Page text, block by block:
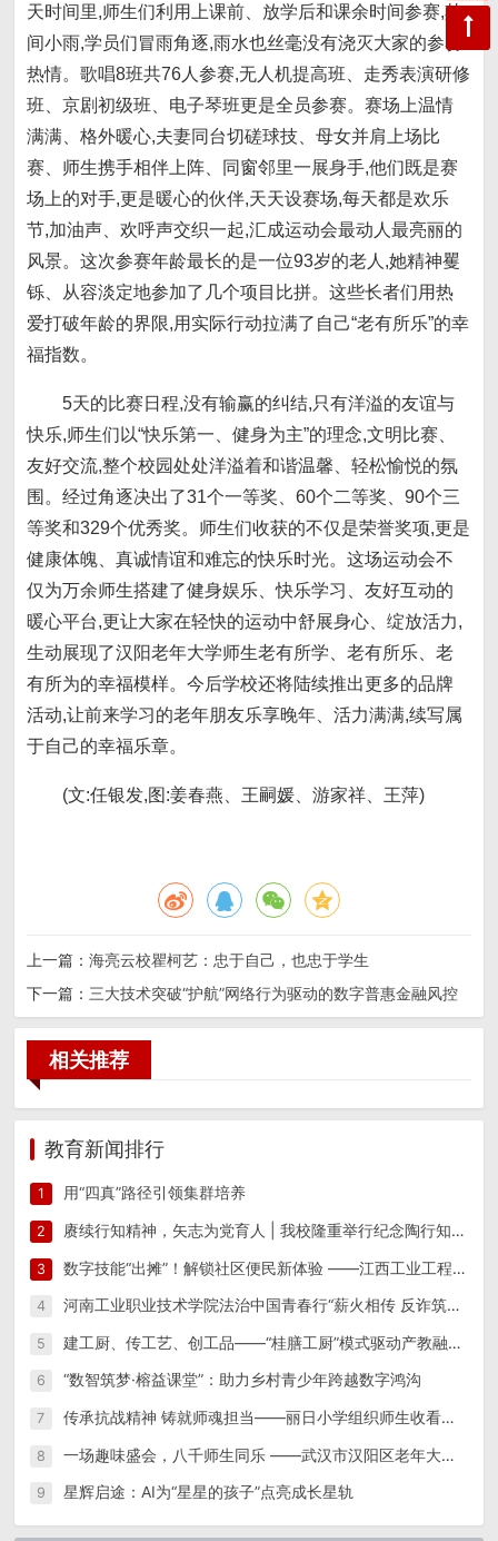
天时间里,师生们利用上课前、放学后和课余时间参赛,其
间小雨,学员们冒雨角逐,雨水也丝毫没有浇灭大家的参赛
热情。歌唱8班共76人参赛,无人机提高班、走秀表演研修
班、京剧初级班、电子琴班更是全员参赛。赛场上温情
满满、格外暖心,夫妻同台切磋球技、母女并肩上场比
赛、师生携手相伴上阵、同窗邻里一展身手,他们既是赛
场上的对手,更是暖心的伙伴,天天设赛场,每天都是欢乐
节,加油声、欢呼声交织一起,汇成运动会最动人最亮丽的
风景。这次参赛年龄最长的是一位93岁的老人,她精神矍
铄、从容淡定地参加了几个项目比拼。这些长者们用热
爱打破年龄的界限,用实际行动拉满了自己“老有所乐”的幸
福指数。
5天的比赛日程,没有输赢的纠结,只有洋溢的友谊与
快乐,师生们以“快乐第一、健身为主”的理念,文明比赛、
友好交流,整个校园处处洋溢着和谐温馨、轻松愉悦的氛
围。经过角逐决出了31个一等奖、60个二等奖、90个三
等奖和329个优秀奖。师生们收获的不仅是荣誉奖项,更是
健康体魄、真诚情谊和难忘的快乐时光。这场运动会不
仅为万余师生搭建了健身娱乐、快乐学习、友好互动的
暖心平台,更让大家在轻快的运动中舒展身心、绽放活力,
生动展现了汉阳老年大学师生老有所学、老有所乐、老
有所为的幸福模样。今后学校还将陆续推出更多的品牌
活动,让前来学习的老年朋友乐享晚年、活力满满,续写属
于自己的幸福乐章。
(文:任银发,图:姜春燕、王嗣媛、游家祥、王萍)
上一篇：海亮云校瞿柯艺：忠于自己，也忠于学生
下一篇： 三大技术突破“护航”网络行为驱动的数字普惠金融风控
相关推荐
教育新闻排行
1 用“四真”路径引领集群培养
2 赓续行知精神，矢志为党育人 | 我校隆重举行纪念陶行知先生逝世八十周年活动
3 数字技能“出摊”！解锁社区便民新体验 ——江西工业工程职业技术学院信息工程学院“星火筑梦”实践团 一站式便民志愿服务
4 河南工业职业技术学院法治中国青春行“薪火相传 反诈筑防”实践团开展反诈宣传教育系列活动
5 建工厨、传工艺、创工品——“桂膳工厨”模式驱动产教融合创新实践
6 “数智筑梦·榕益课堂”：助力乡村青少年跨越数字鸿沟
7 传承抗战精神 铸就师魂担当——丽日小学组织师生收看纪念中国人民抗日战争暨世界反法西斯战争胜利80周年阅兵仪式
8 一场趣味盛会，八千师生同乐 ——武汉市汉阳区老年大学隆重举办第15届趣味运动会
9 星辉启途：AI为“星星的孩子”点亮成长星轨